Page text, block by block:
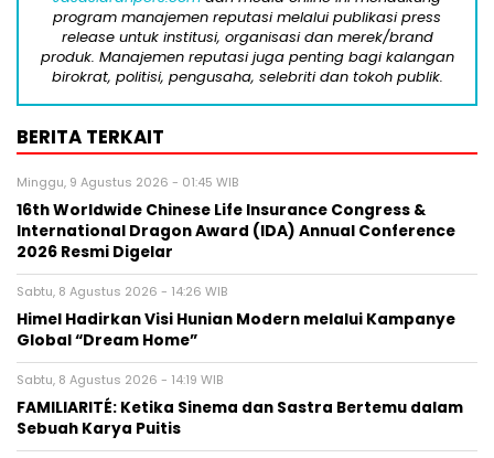
program manajemen reputasi melalui publikasi press
release untuk institusi, organisasi dan merek/brand
produk. Manajemen reputasi juga penting bagi kalangan
birokrat, politisi, pengusaha, selebriti dan tokoh publik.
BERITA TERKAIT
Minggu, 9 Agustus 2026 - 01:45 WIB
16th Worldwide Chinese Life Insurance Congress &
International Dragon Award (IDA) Annual Conference
2026 Resmi Digelar
Sabtu, 8 Agustus 2026 - 14:26 WIB
Himel Hadirkan Visi Hunian Modern melalui Kampanye
Global “Dream Home”
Sabtu, 8 Agustus 2026 - 14:19 WIB
FAMILIARITÉ: Ketika Sinema dan Sastra Bertemu dalam
Sebuah Karya Puitis